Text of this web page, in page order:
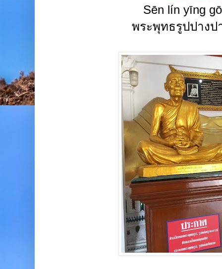
Sēn lín yīng
พระพุทธรูปปางป